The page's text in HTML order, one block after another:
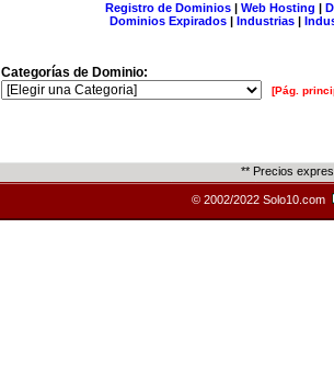
Registro de Dominios| Web Hosting |
Dominios Expirados | Industrias |
Categorías de Dominio:
[Pág.
** Precios
© 2002/2022 Solo10.com